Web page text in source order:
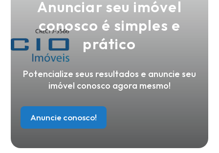
Anunciar seu imóvel
conosco é simples e
prático
Potencialize seus resultados e anuncie seu
imóvel conosco agora mesmo!
Anuncie conosco!